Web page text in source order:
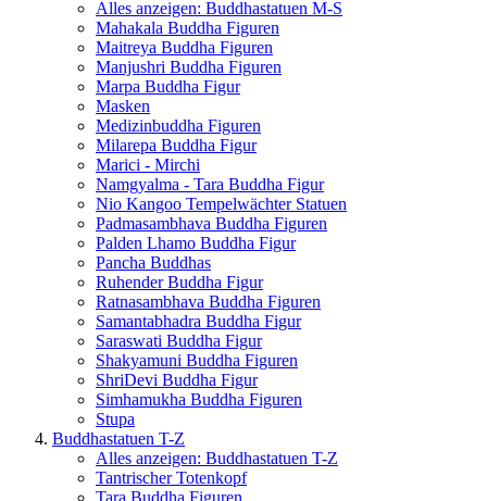
Alles anzeigen: Buddhastatuen M-S
Mahakala Buddha Figuren
Maitreya Buddha Figuren
Manjushri Buddha Figuren
Marpa Buddha Figur
Masken
Medizinbuddha Figuren
Milarepa Buddha Figur
Marici - Mirchi
Namgyalma - Tara Buddha Figur
Nio Kangoo Tempelwächter Statuen
Padmasambhava Buddha Figuren
Palden Lhamo Buddha Figur
Pancha Buddhas
Ruhender Buddha Figur
Ratnasambhava Buddha Figuren
Samantabhadra Buddha Figur
Saraswati Buddha Figur
Shakyamuni Buddha Figuren
ShriDevi Buddha Figur
Simhamukha Buddha Figuren
Stupa
Buddhastatuen T-Z
Alles anzeigen: Buddhastatuen T-Z
Tantrischer Totenkopf
Tara Buddha Figuren